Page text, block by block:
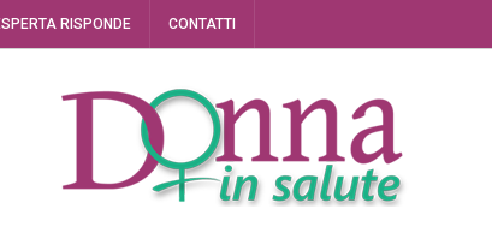
RISPONDE CONTATTI